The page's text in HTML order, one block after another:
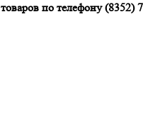
по телефону (8352)